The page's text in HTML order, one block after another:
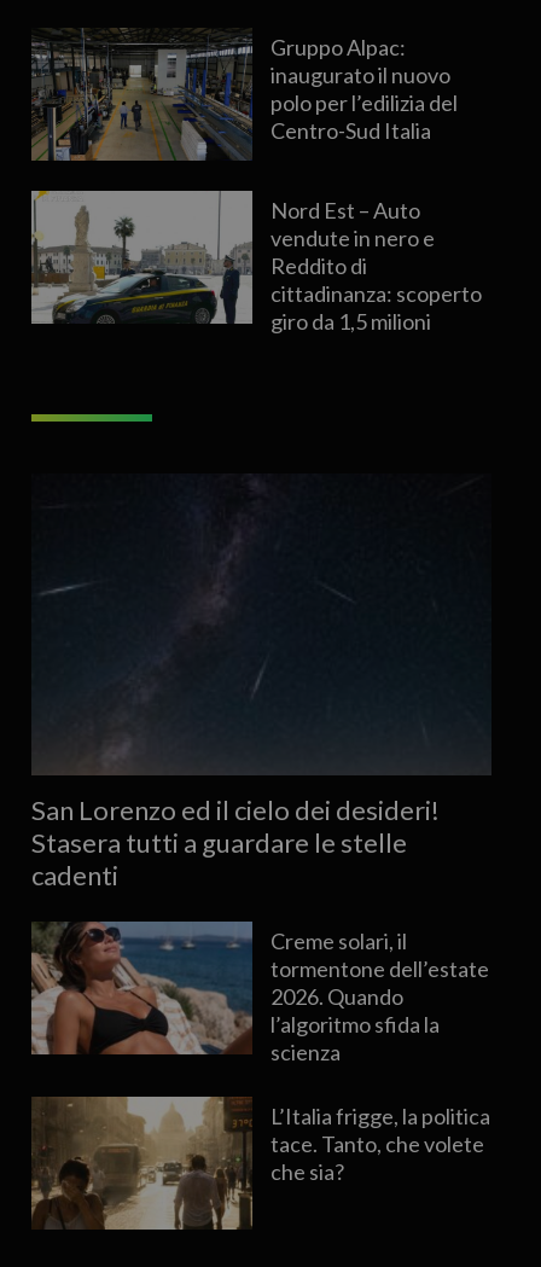
Gruppo Alpac:
inaugurato il nuovo
polo per l’edilizia del
Centro-Sud Italia
Nord Est – Auto
vendute in nero e
Reddito di
cittadinanza: scoperto
giro da 1,5 milioni
San Lorenzo ed il cielo dei desideri!
Stasera tutti a guardare le stelle
cadenti
Creme solari, il
tormentone dell’estate
2026. Quando
l’algoritmo sfida la
scienza
L’Italia frigge, la politica
tace. Tanto, che volete
che sia?